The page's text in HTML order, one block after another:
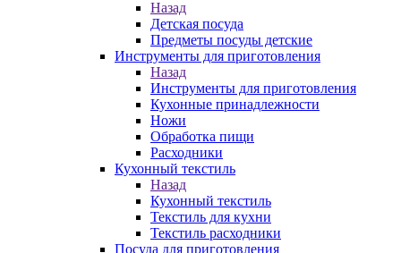
Назад
Детская посуда
Предметы посуды детские
Инструменты для приготовления
Назад
Инструменты для приготовления
Кухонные принадлежности
Ножи
Обработка пищи
Расходники
Кухонный текстиль
Назад
Кухонный текстиль
Текстиль для кухни
Текстиль расходники
Посуда для приготовления